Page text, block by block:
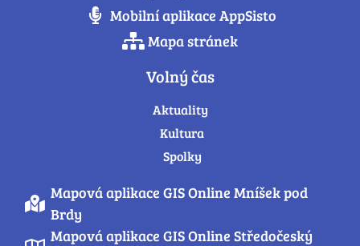
Mobilní aplikace AppSisto
Mapa stránek
Volný čas
Aktuality
Kultura
Spolky
Mapová aplikace GIS Online Mníšek pod
Brdy
Mapová aplikace GIS Online Středočeský